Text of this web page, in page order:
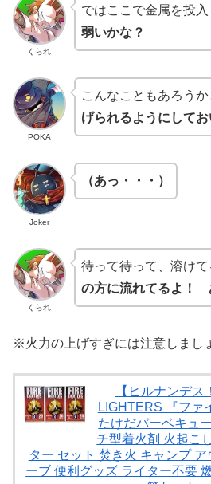
くられ
ではここで金属を投入
弱いかな？
POKA
こんなこともあろう
げられるようにしてお
Joker
（あっ・・・）
くられ
待って待って、溶け
の方に流れてるよ！
※火力の上げすぎには注意しまし
【ヒルナンデ
LIGHTERS 『ファ
たけだバーベキュ
チ型着火剤 火起こ
ター セット 焚き火 キャンプ ア
ーブ 便利グッズ ライター不要